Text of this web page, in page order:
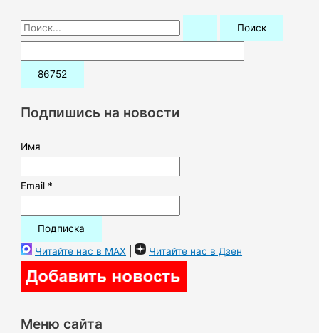
П
о
и
:Подпишись на новости
Имя
Email *
Читайте нас в MAX | Читайте нас в Дзен
Меню сайта